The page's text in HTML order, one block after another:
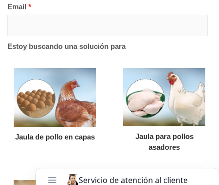
Email *
Estoy buscando una solución para
Jaula de pollo en capas
Jaula para pollos
asadores